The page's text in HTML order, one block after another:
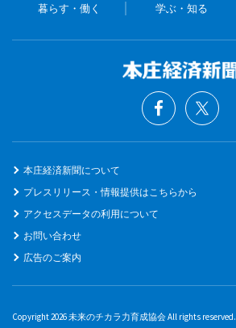
暮らす・働く 学ぶ・知る
本庄経済新聞について
プレスリリース・情報提供はこちらから
アクセスデータの利用について
お問い合わせ
広告のご案内
Copyright 2026 未来のチカラ力育成協会 All rights reserved.